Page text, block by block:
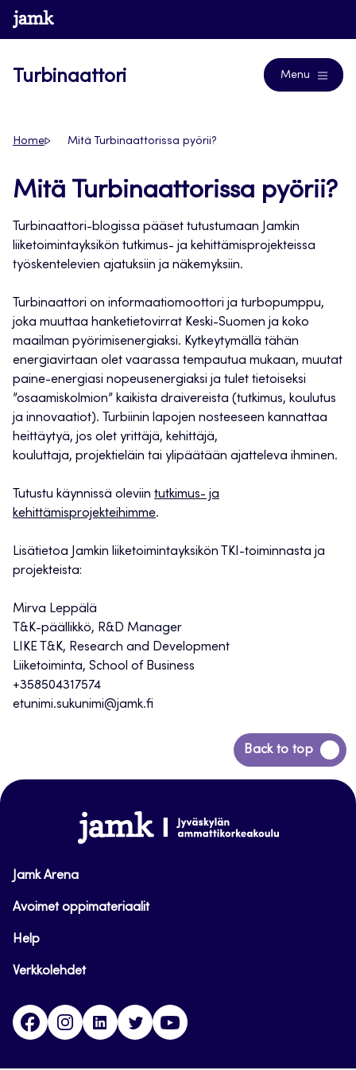
Siirry
suoraan
www.jamk.fi
Turbinaattori Menu
Home Mitä Turbinaattorissa pyörii?
Mitä Turbinaattorissa pyörii?
Turbinaattori-blogissa pääset tutustumaan Jamkin
liiketoimintayksikön tutkimus- ja kehittämisprojekteissa
työskentelevien ajatuksiin ja näkemyksiin.
Turbinaattori on informaatiomoottori ja turbopumppu,
joka muuttaa hanketietovirrat Keski-Suomen ja koko
maailman pyörimisenergiaksi. Kytkeytymällä tähän
energiavirtaan olet vaarassa tempautua mukaan, muutat
paine-energiasi nopeusenergiaksi ja tulet tietoiseksi
”osaamiskolmion” kaikista draivereista (tutkimus, koulutus
ja innovaatiot). Turbiinin lapojen nosteeseen kannattaa
heittäytyä, jos olet yrittäjä, kehittäjä,
kouluttaja, projektieläin tai ylipäätään ajatteleva ihminen.
Tutustu käynnissä oleviin tutkimus- ja
kehittämisprojekteihimme.
Lisätietoa Jamkin liiketoimintayksikön TKI-toiminnasta ja
projekteista:
Mirva Leppälä
T&K-päällikkö, R&D Manager
LIKE T&K, Research and Development
Liiketoiminta, School of Business
+358504317574
etunimi.sukunimi@jamk.fi
Back to top
Siirry
takaisin
www.jamk.fi
Jamk Arena
Avoimet oppimateriaalit
Help
Verkkolehdet
FacebookInstagramLinkedinTwitter